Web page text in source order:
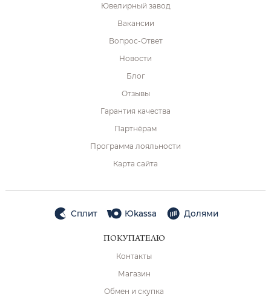
Ювелирный завод
Вакансии
Вопрос-Ответ
Новости
Блог
Отзывы
Гарантия качества
Партнёрам
Программа лояльности
Карта сайта
Сплит Юkassa Долями
ПОКУПАТЕЛЮ
Контакты
Магазин
Обмен и скупка